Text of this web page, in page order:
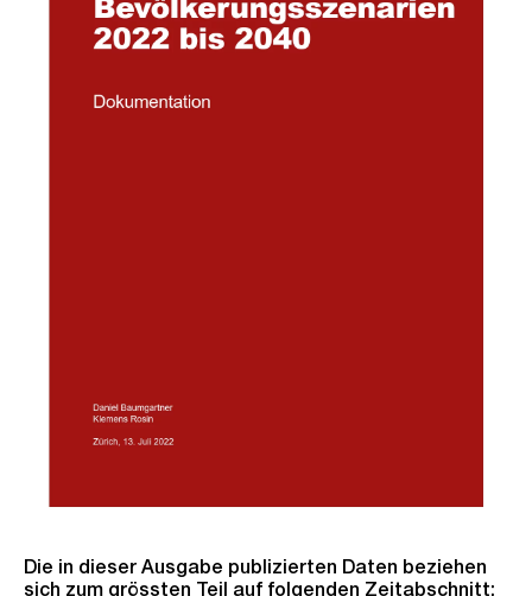
Die in dieser Ausgabe publizierten Daten beziehen
sich zum grössten Teil auf folgenden Zeitabschnitt: